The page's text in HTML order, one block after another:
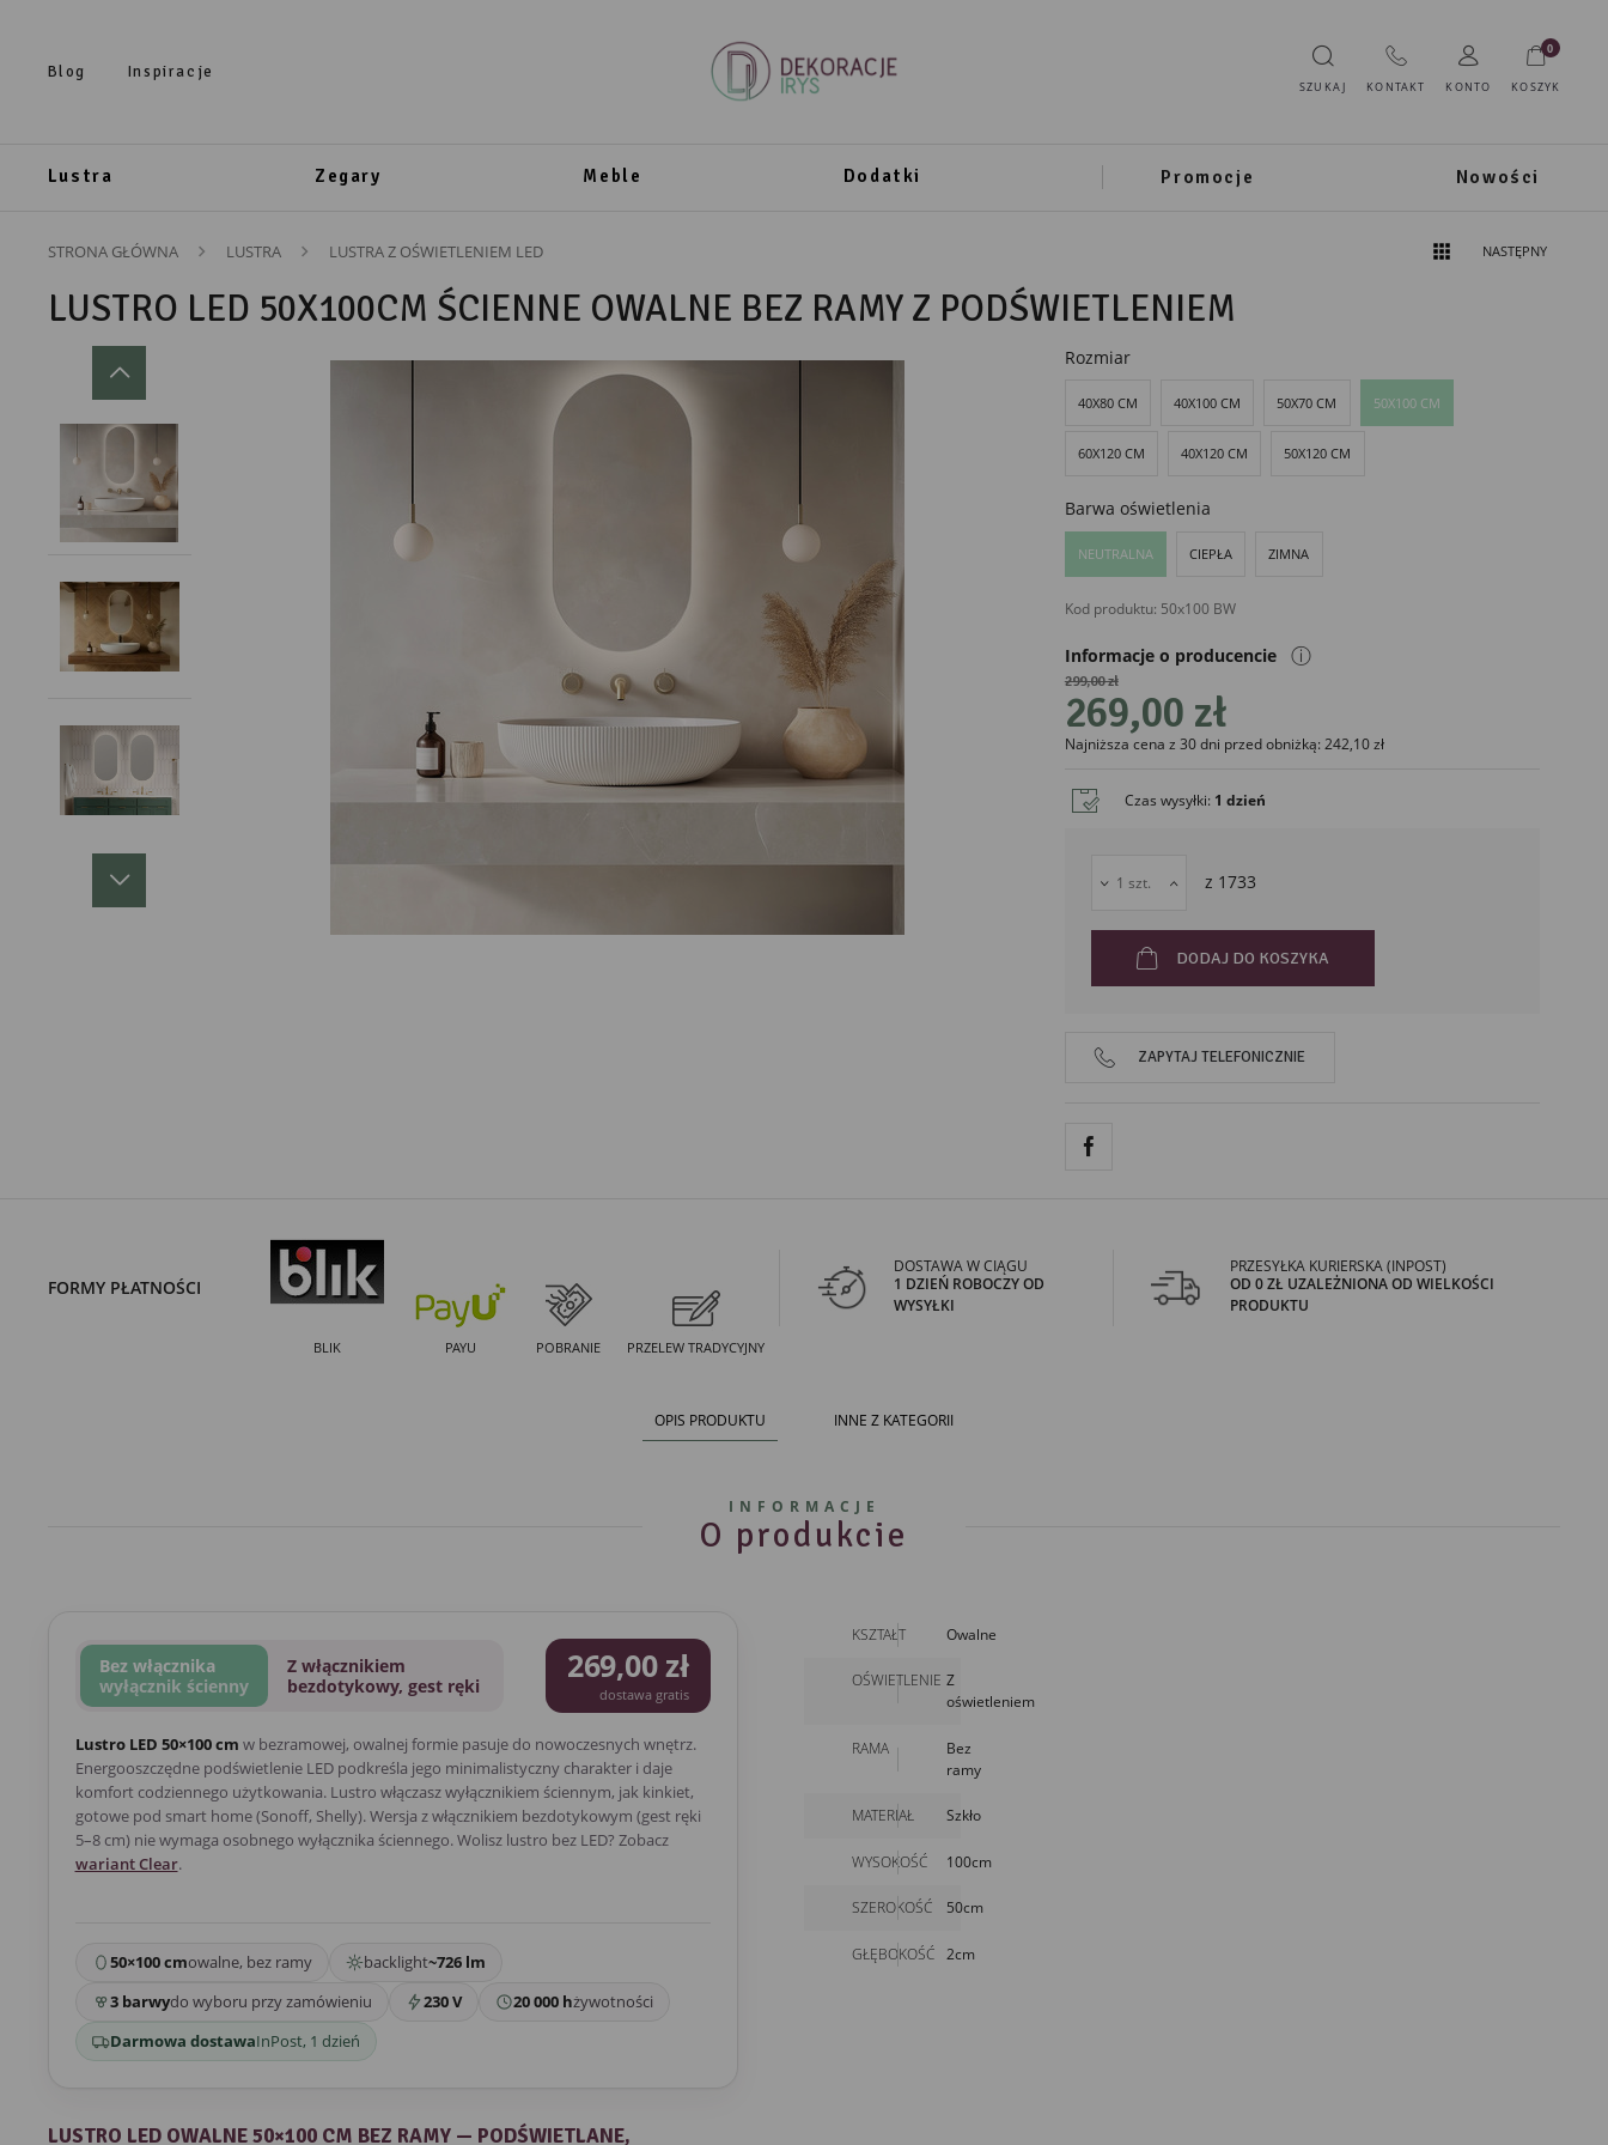
Blog Inspiracje
SZUKAJ KONTAKT KONTO KOSZYK
0
Lustra Zegary Meble Dodatki Promocje Nowości
STRONA GŁÓWNA LUSTRA LUSTRA Z OŚWIETLENIEM LED NASTĘPNY
LUSTRO LED 50X100CM ŚCIENNE OWALNE BEZ RAMY Z PODŚWIETLENIEM
Rozmiar
40X80 CM 40X100 CM 50X70 CM 50X100 CM
60X120 CM 40X120 CM 50X120 CM
Barwa oświetlenia
NEUTRALNA CIEPŁA ZIMNA
Kod produktu: 50x100 BW
Informacje o producencie
DekoracjeIrys
DekoracjeIrys.pl Paweł Ćwikliński
726689468
ⓘ
299,00 zł
269,00 zł
Najniższa cena z 30 dni przed obniżką: 242,10 zł
Czas wysyłki: 1 dzień
z 1733
DODAJ DO KOSZYKA
ZAPYTAJ TELEFONICZNIE
FORMY PŁATNOŚCI
BLIK PAYU POBRANIE PRZELEW TRADYCYJNY
DOSTAWA W CIĄGU
1 DZIEŃ ROBOCZY OD
WYSYŁKI
PRZESYŁKA KURIERSKA (INPOST)
OD 0 ZŁ UZALEŻNIONA OD WIELKOŚCI
PRODUKTU
OPIS PRODUKTU INNE Z KATEGORII
INFORMACJE
O produkcie
Bez włącznika
wyłącznik ścienny
Z włącznikiem
bezdotykowy, gest ręki
269,00 zł
dostawa gratis
Lustro LED 50×100 cm w bezramowej, owalnej formie pasuje do nowoczesnych wnętrz.
Energooszczędne podświetlenie LED podkreśla jego minimalistyczny charakter i daje
komfort codziennego użytkowania. Lustro włączasz wyłącznikiem ściennym, jak kinkiet,
gotowe pod smart home (Sonoff, Shelly). Wersja z włącznikiem bezdotykowym (gest ręki
5–8 cm) nie wymaga osobnego wyłącznika ściennego. Wolisz lustro bez LED? Zobacz
wariant Clear.
50×100 cmowalne, bez ramy backlight~726 lm
3 barwydo wyboru przy zamówieniu 230 V 20 000 hżywotności
Darmowa dostawaInPost, 1 dzień
LUSTRO LED OWALNE 50×100 CM BEZ RAMY — PODŚWIETLANE,
KSZTAŁT Owalne
OŚWIETLENIE Z
oświetleniem
RAMA
Bez
ramy
MATERIAŁ Szkło
WYSOKOŚĆ 100cm
SZEROKOŚĆ 50cm
GŁĘBOKOŚĆ 2cm